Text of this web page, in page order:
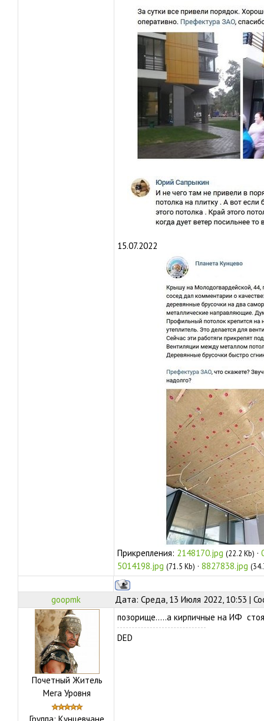
15.07.2022
Прикрепления: 2148170.jpg (22.2 Kb) ·
5014198.jpg (71.5 Kb) · 8827838.jpg
goopmk Дата: Среда, 13 Июля 2022, 10:53 |
Почетный Житель
Мега Уровня
позорище.....а кирпичные на ИФ
DED